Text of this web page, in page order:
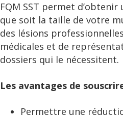
FQM SST permet
que soit la taille de votre
des lésions
médicales et de
dossiers qui le nécessitent.
Les avantages de
Permettre une